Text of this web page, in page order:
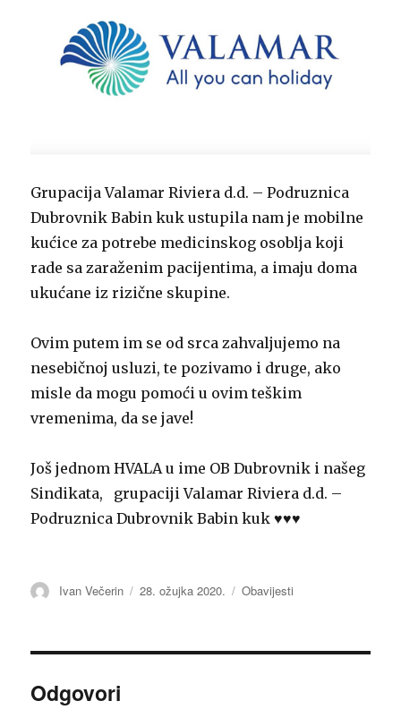
Grupacija Valamar Riviera d.d. – Podruznica
Dubrovnik Babin kuk ustupila nam je mobilne
kućice za potrebe medicinskog osoblja koji
rade sa zaraženim pacijentima, a imaju doma
ukućane iz rizične skupine.
Ovim putem im se od srca zahvaljujemo na
nesebičnoj usluzi, te pozivamo i druge, ako
misle da mogu pomoći u ovim teškim
vremenima, da se jave!
Još jednom HVALA u ime OB Dubrovnik i našeg
Sindikata, grupaciji Valamar Riviera d.d. –
Podruznica Dubrovnik Babin kuk ♥️♥️♥️
Autor
Ivan Večerin
Objavljeno
28. ožujka 2020. Kategorije
Obavijesti
Odgovori